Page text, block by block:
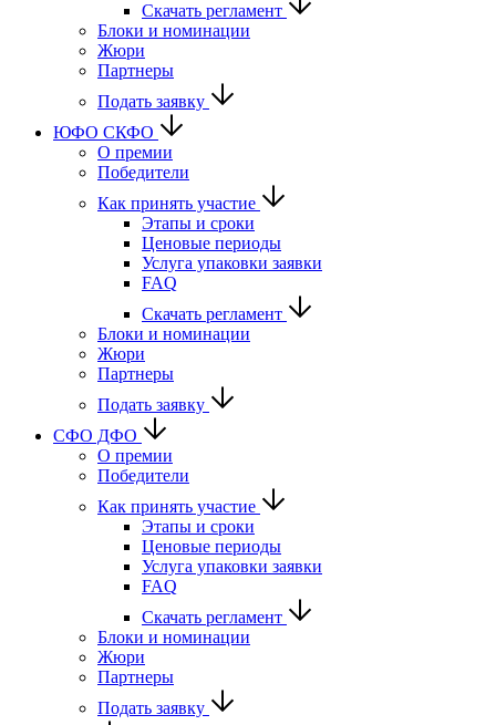
Скачать регламент
Блоки и номинации
Жюри
Партнеры
Подать заявку
ЮФО СКФО
О премии
Победители
Как принять участие
Этапы и сроки
Ценовые периоды
Услуга упаковки заявки
FAQ
Скачать регламент
Блоки и номинации
Жюри
Партнеры
Подать заявку
CФО ДФО
О премии
Победители
Как принять участие
Этапы и сроки
Ценовые периоды
Услуга упаковки заявки
FAQ
Скачать регламент
Блоки и номинации
Жюри
Партнеры
Подать заявку